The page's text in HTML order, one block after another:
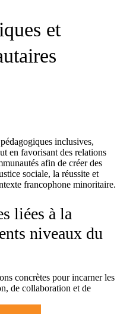
et
inclusives,
en favorisant des relations
afin de créer des
sociale, la réussite et
francophone minoritaire.
liées à la
niveaux du
concrètes pour incarner les
de collaboration et de